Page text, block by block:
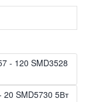
- 120 SMD3528
20 SMD5730 5Вт